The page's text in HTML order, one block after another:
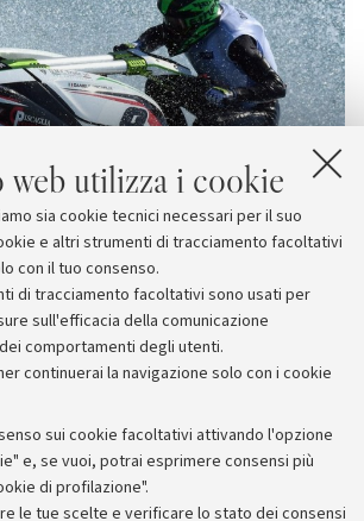
web utilizza i cookie
sia cookie tecnici necessari per il suo
e altri strumenti di tracciamento facoltativi
con il tuo consenso.
di tracciamento facoltativi sono usati per
sull'efficacia della comunicazione
comportamenti degli utenti.
continuerai la navigazione solo con i cookie
sui cookie facoltativi attivando l'opzione
e, se vuoi, potrai esprimere consensi più
di profilazione".
le tue scelte e verificare lo stato dei consensi
Archivio
Comunicati stampa
Redazione